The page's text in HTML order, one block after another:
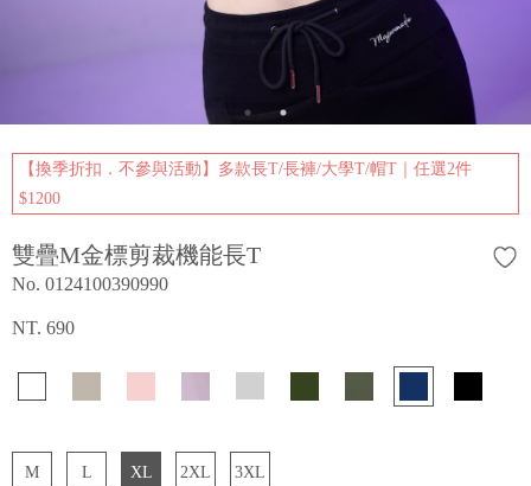
【換季折扣．不參與活動】多款長T/長褲/大學T/帽T｜任選2件
$1200
雙疊M金標剪裁機能長T
No. 0124100390990
NT. 690
M L XL 2XL 3XL